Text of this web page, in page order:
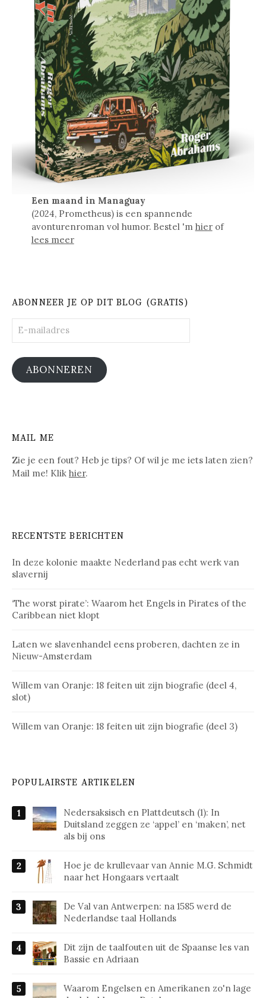
Een maand in Managuay
(2024, Prometheus) is een spannende
avonturenroman vol humor. Bestel 'm hierof
lees meer
ABONNEER JE OP DIT BLOG (GRATIS)
mailadres
ABONNEREN
MAIL ME
Zie je een fout? Heb je tips? Of wil je me iets laten zien?
Mail me! Klik hier.
RECENTSTE BERICHTEN
In deze kolonie maakte Nederland pas echt werk van
slavernij
‘The worst pirate’: Waarom het Engels in Pirates of the
Caribbean niet klopt
Laten we slavenhandel eens proberen, dachten ze in
Nieuw-Amsterdam
Willem van Oranje: 18 feiten uit zijn biografie (deel 4,
slot)
Willem van Oranje: 18 feiten uit zijn biografie (deel 3)
POPULAIRSTE ARTIKELEN
Nedersaksisch en Plattdeutsch (1): In
Duitsland zeggen ze ‘appel’ en ‘maken’, net
als bij ons
Hoe je de krullevaar van Annie M.G. Schmidt
naar het Hongaars vertaalt
De Val van Antwerpen: na 1585 werd de
Nederlandse taal Hollands
Dit zijn de taalfouten uit de Spaanse les van
Bassie en Adriaan
Waarom Engelsen en Amerikanen zo'n lage